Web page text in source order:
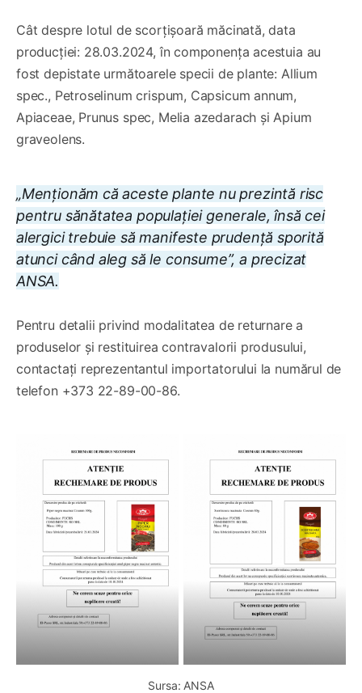
Cât despre lotul de scorțișoară măcinată, data
producției: 28.03.2024, în componența acestuia au
fost depistate următoarele specii de plante: Allium
spec., Petroselinum crispum, Capsicum annum,
Apiaceae, Prunus spec, Melia azedarach și Apium
graveolens.
„Menționăm că aceste plante nu prezintă risc
pentru sănătatea populației generale, însă cei
alergici trebuie să manifeste prudență sporită
atunci când aleg să le consume”, a precizat
ANSA.
Pentru detalii privind modalitatea de returnare a
produselor și restituirea contravalorii produsului,
contactați reprezentantul importatorului la numărul de
telefon +373 22-89-00-86.
Sursa: ANSA